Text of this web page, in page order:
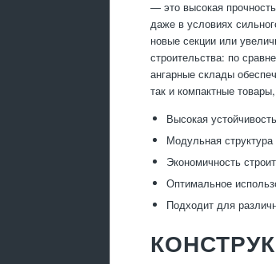
— это высокая
даже в условиях
новые секции или
строительства: по
ангарные склады
так и компактные
Высокая
Модульная
Экономичность
Оптимальное
Подходит для